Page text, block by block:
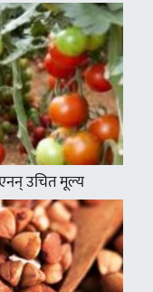
उचित मूल्य